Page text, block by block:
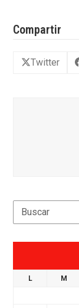
Compartir
Twitter
Search
L M